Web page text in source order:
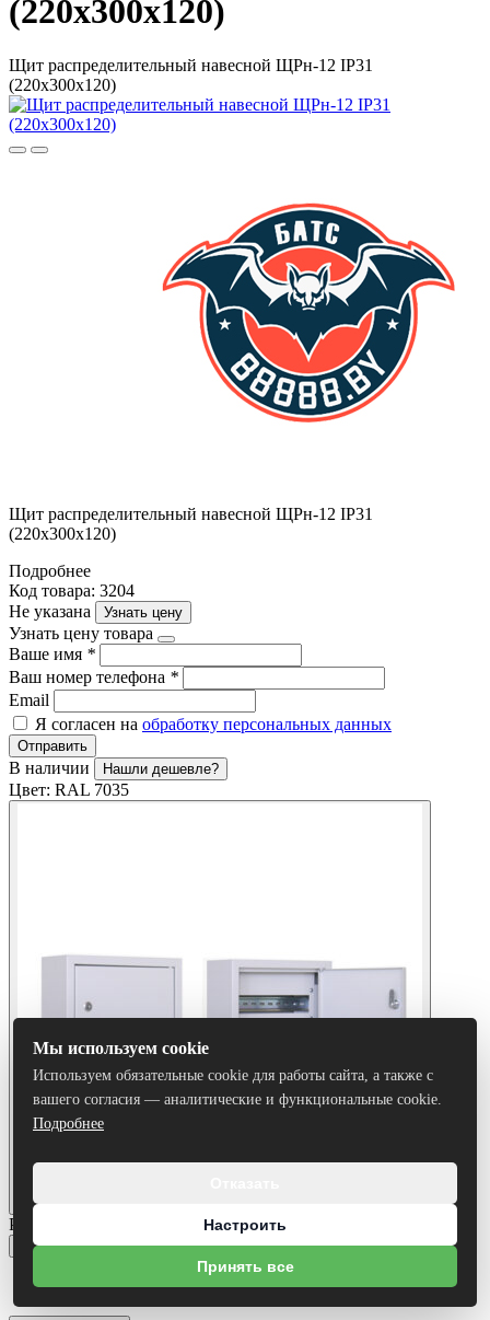
(220х300х120)
Щит распределительный навесной ЩРн-12 IP31
(220х300х120)
Щит распределительный навесной ЩРн-12 IP31
(220х300х120)
Подробнее
Код товара: 3204
Не указана
Узнать цену
Узнать цену товара
Ваше имя *
Ваш номер телефона *
Email
Я согласен на обработку персональных данных
Отправить
В наличии Нашли дешевле?
Цвет: RAL 7035
Размеры:
220х300х120
220х300х120
Мы используем cookie
Используем обязательные cookie для работы сайта, а также с
вашего согласия — аналитические и функциональные cookie.
Подробнее
Настроить
Принять все